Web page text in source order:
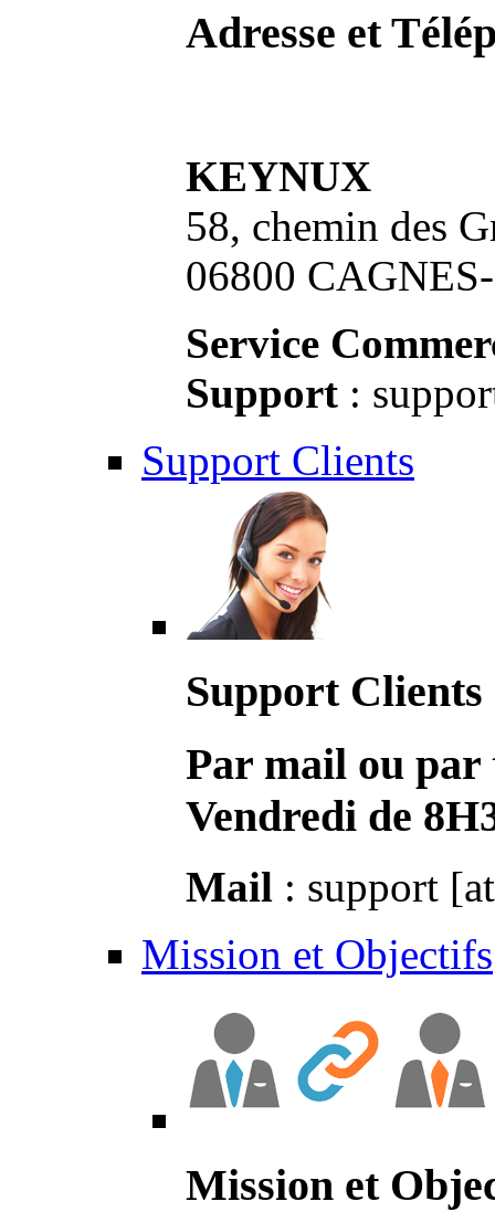
Adresse et
KEYNUX
58, chemin des
06800
Service
Support :
Support Clients
Support Clients
Par mail ou par
Vendredi de
Mail : support
Mission et Objectifs
Mission et